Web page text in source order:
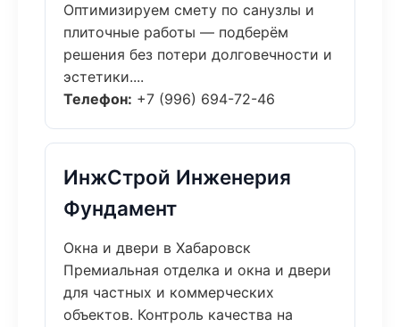
Оптимизируем смету по санузлы и
плиточные работы — подберём
решения без потери долговечности и
эстетики....
Телефон: +7 (996) 694-72-46
ИнжСтрой Инженерия
Фундамент
Окна и двери в Хабаровск
Премиальная отделка и окна и двери
для частных и коммерческих
объектов. Контроль качества на